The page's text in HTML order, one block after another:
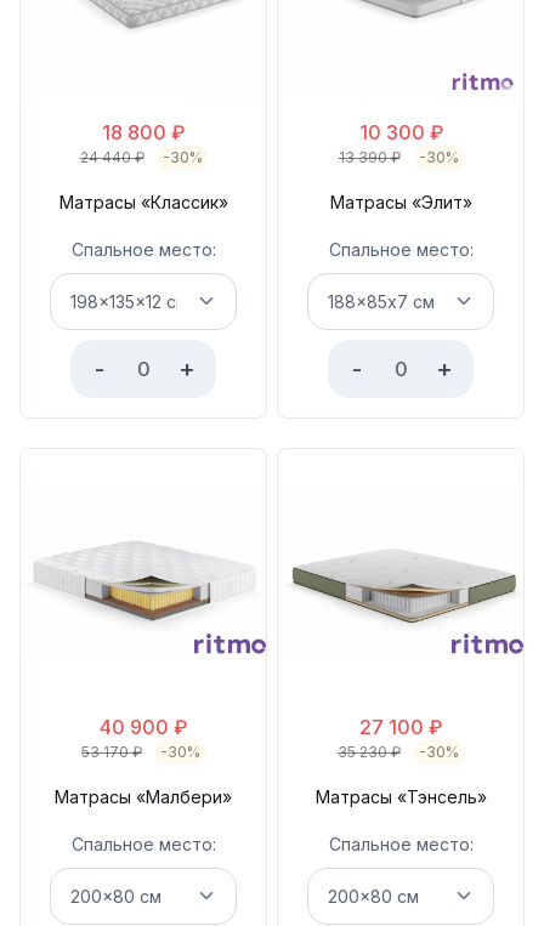
18 800 ₽
24 440₽ -30%
Матрасы «Классик»
Спальное место:
- +
10 300 ₽
13 390₽ -30%
Матрасы «Элит»
Спальное место:
- +
40 900 ₽
53 170₽ -30%
Матрасы «Малбери»
Спальное место:
27 100 ₽
35 230₽ -30%
Матрасы «Тэнсель»
Спальное место: